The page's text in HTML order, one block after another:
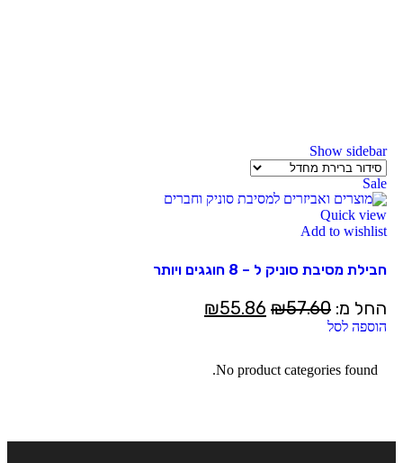
Show sidebar
Sale
Quick view
Add to wishlist
חבילת מסיבת סוניק ל – 8 חוגגים ויותר
החל מ: ₪57.60
₪55.86
הוספה לסל
No product categories found.